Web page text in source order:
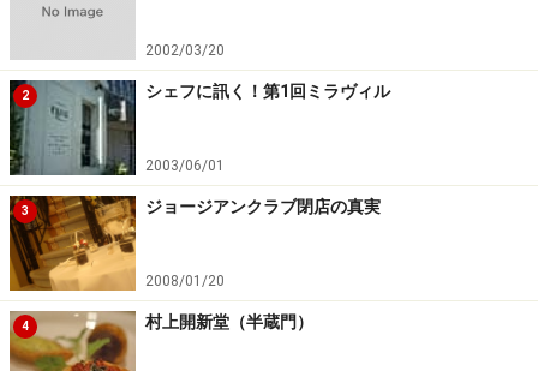
2002/03/20
2 シェフに訊く！第1回ミラヴィル
2003/06/01
3 ジョージアンクラブ閉店の真実
2008/01/20
4 村上開新堂（半蔵門）